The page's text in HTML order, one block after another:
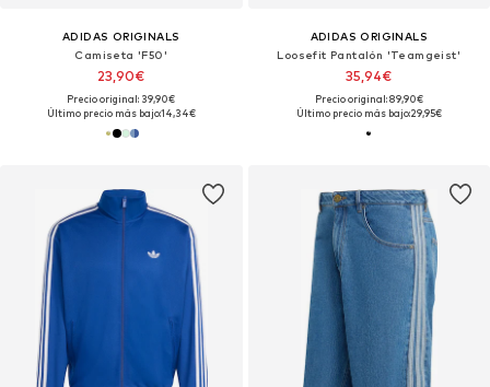
ADIDAS ORIGINALS
Camiseta 'F50'
23,90€
Precio original: 39,90€
Último precio más bajo:14,34€
ADIDAS ORIGINALS
Loosefit Pantalón 'Teamgeist'
35,94€
Precio original: 89,90€
Último precio más bajo:29,95€